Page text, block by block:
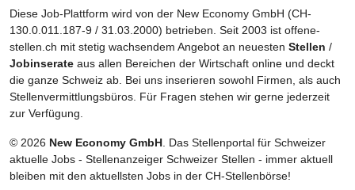
Diese Job-Plattform wird von der New Economy GmbH (CH-
130.0.011.187-9 / 31.03.2000) betrieben. Seit 2003 ist offene-
stellen.ch mit stetig wachsendem Angebot an neuesten Stellen /
Jobinserate aus allen Bereichen der Wirtschaft online und deckt
die ganze Schweiz ab. Bei uns inserieren sowohl Firmen, als auch
Stellenvermittlungsbüros. Für Fragen stehen wir gerne jederzeit
zur Verfügung.
© 2026 New Economy GmbH . Das Stellenportal für Schweizer
aktuelle Jobs - Stellenanzeiger Schweizer Stellen - immer aktuell
bleiben mit den aktuellsten Jobs in der CH-Stellenbörse!